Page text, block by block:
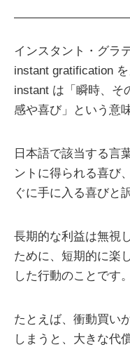
インスタント・グラ
instant gratification
instant は「瞬時、そ
感や喜び」という意
日本語で該当する言
ントに得られる喜び
ぐに手に入る喜びと
長期的な利益は無視
ために、短期的に楽
した行動のことです。
たとえば、衝動買い
しまうと、大きな代